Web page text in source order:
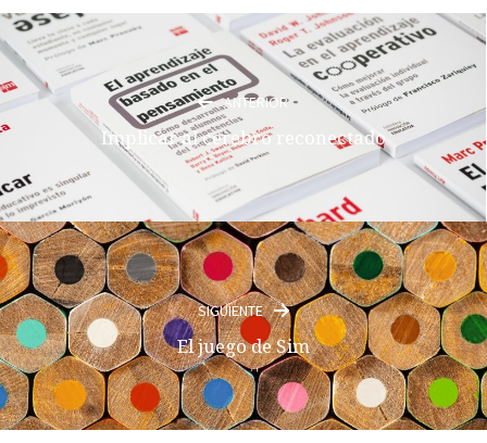
ANTERIOR
Implicar al cerebro reconectado
SIGUIENTE
El juego de Sim